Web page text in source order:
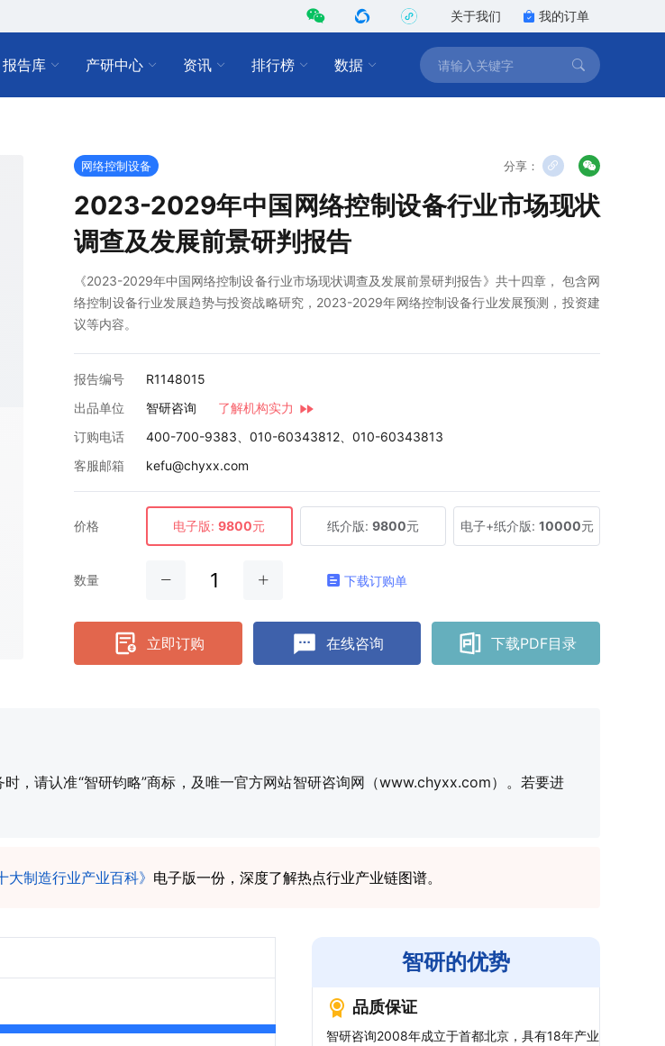
关于我们 我的订单
报告库 产研中心 资讯 排行榜 数据
网络控制设备 分享：
2023-2029年中国网络控制设备行业市场现状
调查及发展前景研判报告
《2023-2029年中国网络控制设备行业市场现状调查及发展前景研判报告》共十四章， 包含网
络控制设备行业发展趋势与投资战略研究，2023-2029年网络控制设备行业发展预测，投资建
议等内容。
报告编号
R1148015
出品单位
智研咨询
了解机构实力
订购电话
400-700-9383、010-60343812、010-60343813
客服邮箱
kefu@chyxx.com
价格 电子版: 9800元 纸介版: 9800元 电子+纸介版: 10000元
数量 下载订购单
立即订购 在线咨询 下载PDF目录
，请认准“智研钧略”商标，及唯一官方网站智研咨询网（www.chyxx.com）。若要进
大制造行业产业百科》 电子版一份，深度了解热点行业产业链图谱。
智研的优势
品质保证
智研咨询2008年成立于首都北京，具有18年产业